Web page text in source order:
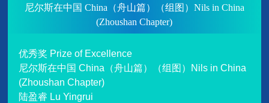
尼尔斯在中国 China（舟山篇）（组图）Nils in China
(Zhoushan Chapter)
优秀奖 Prize of Excellence
尼尔斯在中国 China（舟山篇）（组图）Nils in China
(Zhoushan Chapter)
陆盈睿 Lu Yingrui